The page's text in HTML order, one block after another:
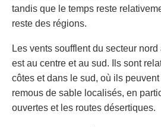
tandis que le temps reste
reste des régions.
Les vents soufflent du secteur
est au centre et au sud. Ils sont
côtes et dans le sud, où ils
remous de sable localisés, en
ouvertes et les routes désertiques.